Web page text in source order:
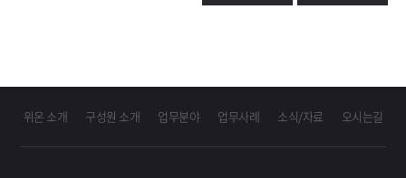
위온 소개 구성원 소개 업무분야 업무사례 소식/자료 오시는길